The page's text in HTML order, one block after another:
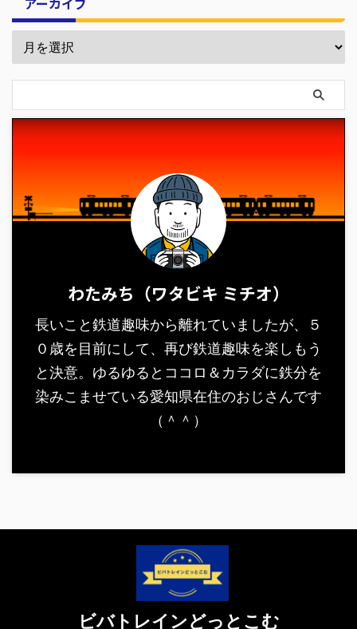
わたみち（ワタビキ ミチオ）
長いこと鉄道趣味から離れていましたが、５
０歳を目前にして、再び鉄道趣味を楽しもう
と決意。ゆるゆるとココロ＆カラダに鉄分を
染みこませている愛知県在住のおじさんです
（＾＾）
ビバトレインどっとこむ